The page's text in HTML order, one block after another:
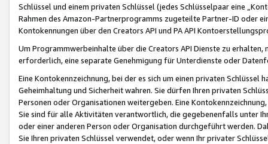
Schlüssel und einem privaten Schlüssel (jedes Schlüsselpaar eine
Rahmen des Amazon-Partnerprogramms zugeteilte Partner-ID oder
Kontokennungen über den Creators API und PA API
Um Programmwerbeinhalte über die Creators API Dienste zu
erforderlich, eine separate Genehmigung für Unterdienste oder
Eine Kontokennzeichnung, bei der es sich um einen privaten
Geheimhaltung und Sicherheit wahren. Sie dürfen Ihren privaten
Personen oder Organisationen weitergeben. Eine
Sie sind für alle Aktivitäten verantwortlich, die gegebenenfalls unter
oder einer anderen Person oder Organisation durchgeführt werden.
Sie Ihren privaten Schlüssel verwendet, oder wenn Ihr privater